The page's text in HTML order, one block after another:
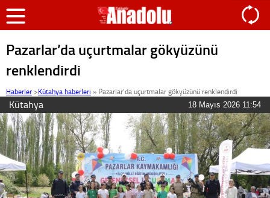
Pazarlar’da uçurtmalar gökyüzünü
renklendirdi
Haberler >Kütahya haberleri » Pazarlar’da uçurtmalar gökyüzünü renklendirdi
Kütahya 18 Mayıs 2026 11:54